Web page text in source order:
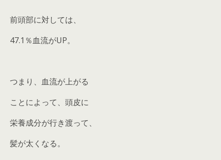
前頭部に対しては、
47.1％血流がUP。
つまり、血流が上がる
ことによって、頭皮に
栄養成分が行き渡って、
髪が太くなる。